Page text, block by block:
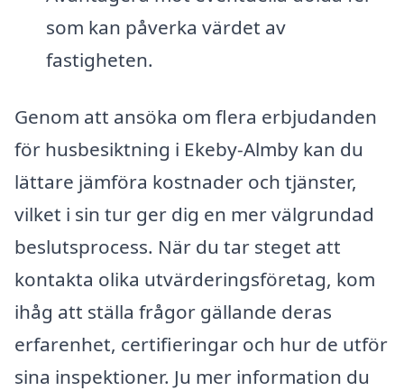
som kan påverka värdet av
fastigheten.
Genom att ansöka om flera erbjudanden
för husbesiktning i Ekeby-Almby kan du
lättare jämföra kostnader och tjänster,
vilket i sin tur ger dig en mer välgrundad
beslutsprocess. När du tar steget att
kontakta olika utvärderingsföretag, kom
ihåg att ställa frågor gällande deras
erfarenhet, certifieringar och hur de utför
sina inspektioner. Ju mer information du